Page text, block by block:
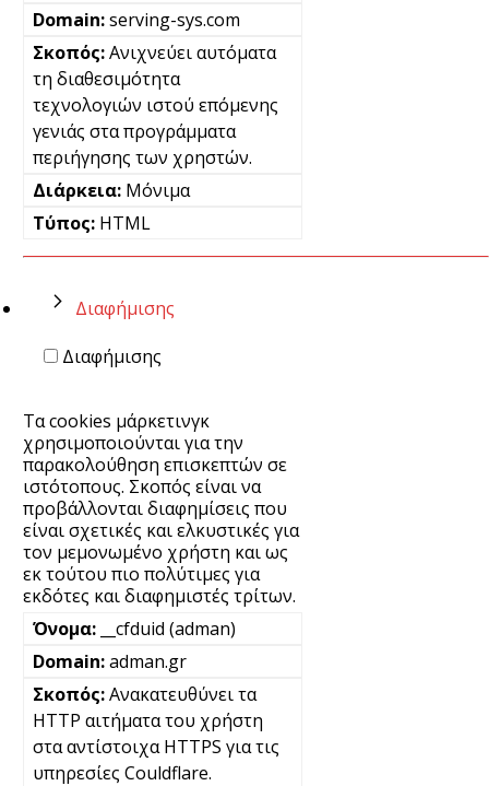
serving-sys.com
Ανιχνεύει αυτόματα
τη διαθεσιμότητα
τεχνολογιών ιστού επόμενης
γενιάς στα προγράμματα
περιήγησης των χρηστών.
Μόνιμα
HTML
Διαφήμισης
Διαφήμισης
Τα cookies μάρκετινγκ
χρησιμοποιούνται για την
παρακολούθηση επισκεπτών σε
ιστότοπους. Σκοπός είναι να
προβάλλονται διαφημίσεις που
είναι σχετικές και ελκυστικές για
τον μεμονωμένο χρήστη και ως
εκ τούτου πιο πολύτιμες για
εκδότες και διαφημιστές τρίτων.
__cfduid (adman)
adman.gr
Ανακατευθύνει τα
HTTP αιτήματα του χρήστη
στα αντίστοιχα HTTPS για τις
υπηρεσίες Couldflare.